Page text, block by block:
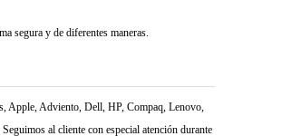
segura y de diferentes maneras.
Apple, Adviento, Dell, HP, Compaq, Lenovo,
al cliente con especial atención durante